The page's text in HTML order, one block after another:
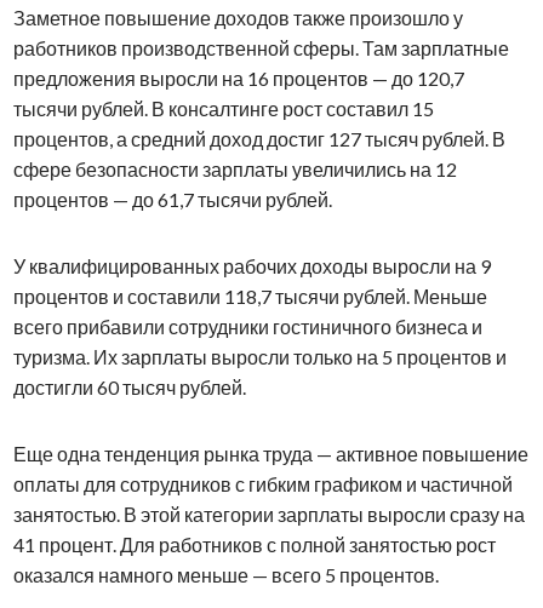
Заметное повышение доходов также произошло у
работников производственной сферы. Там зарплатные
предложения выросли на 16 процентов — до 120,7
тысячи рублей. В консалтинге рост составил 15
процентов, а средний доход достиг 127 тысяч рублей. В
сфере безопасности зарплаты увеличились на 12
процентов — до 61,7 тысячи рублей.
У квалифицированных рабочих доходы выросли на 9
процентов и составили 118,7 тысячи рублей. Меньше
всего прибавили сотрудники гостиничного бизнеса и
туризма. Их зарплаты выросли только на 5 процентов и
достигли 60 тысяч рублей.
Еще одна тенденция рынка труда — активное повышение
оплаты для сотрудников с гибким графиком и частичной
занятостью. В этой категории зарплаты выросли сразу на
41 процент. Для работников с полной занятостью рост
оказался намного меньше — всего 5 процентов.